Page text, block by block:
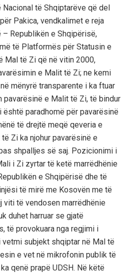
të Shqiptarëve që del
Pakica, vendkalimet e reja
Republikën e Shqipërisë,
të Platformës për Statusin e
Mal të Zi që në vitin 2000,
e Malit të Zi; ne kemi
mënyrë transparente i ka ftuar
pavarësinë e Malit të Zi, të bindur
paradhomë për pavarësinë
të drejtë meqë qeveria e
Zi ka njohur pavarësinë e
shpalljes së saj. Pozicionimi i
i Zi zyrtar të ketë marrëdhënie
e Shqipërisë dhe të
të mirë me Kosovën me të
të vendosen marrëdhënie
duhet harruar se gjatë
të provokuara nga regjimi i
subjekt shqiptar në Mal të
e vet në mikrofonin publik të
qenë prapë UDSH. Në këtë